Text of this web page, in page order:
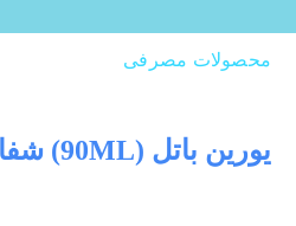
محصولات مصرفی
یورین باتل (90ML) شفاف